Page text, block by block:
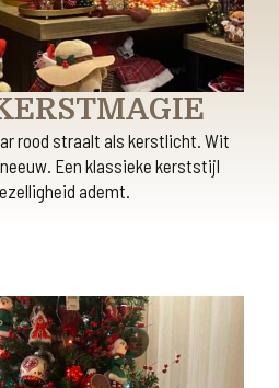
rood straalt als kerstlicht. Wit
Een klassieke kerststijl
ademt.